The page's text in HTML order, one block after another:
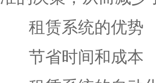
租赁系统的优势
节省时间和成本